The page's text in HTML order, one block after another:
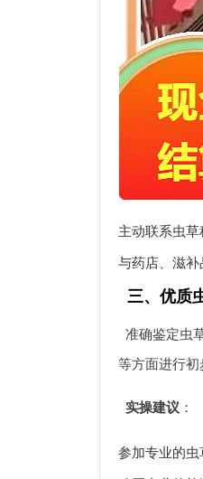
主动联系虫
与药店、滋
三、优质
准确鉴定虫
等方面进行
实操建议 ：
参加专业的